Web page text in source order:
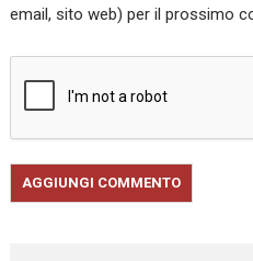
email, sito web) per il prossimo